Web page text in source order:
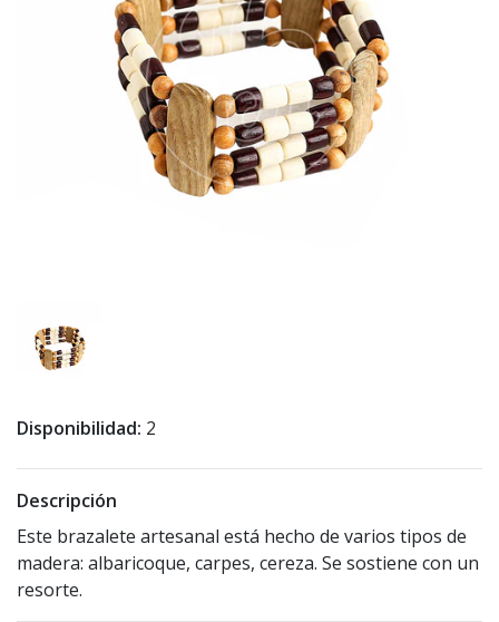
Disponibilidad: 2
Descripción
Este brazalete artesanal está hecho de varios tipos de
madera: albaricoque, carpes, cereza. Se sostiene con un
resorte.